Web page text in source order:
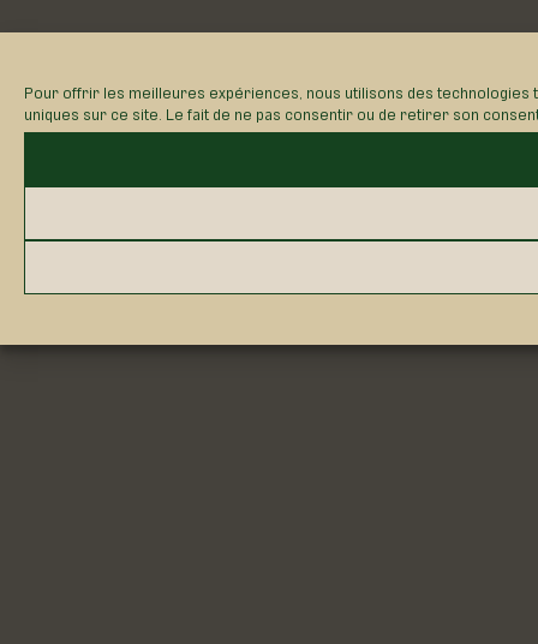
Pour offrir les meilleures expériences, nous utilisons des
uniques sur ce site. Le fait de ne pas consentir ou de retirer son